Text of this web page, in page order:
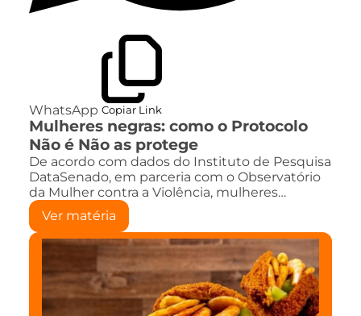
WhatsApp Copiar Link
Mulheres negras: como o Protocolo
Não é Não as protege
De acordo com dados do Instituto de Pesquisa
DataSenado, em parceria com o Observatório
da Mulher contra a Violência, mulheres…
Ver matéria